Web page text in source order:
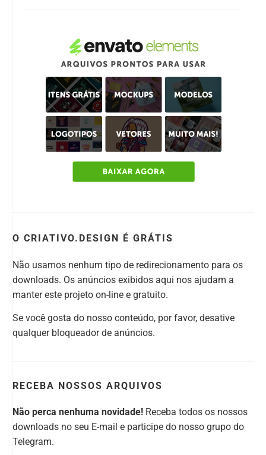
O CRIATIVO.DESIGN É GRÁTIS
Não usamos nenhum tipo de redirecionamento para os
downloads. Os anúncios exibidos aqui nos ajudam a
manter este projeto on-line e gratuito.
Se você gosta do nosso conteúdo, por favor, desative
qualquer bloqueador de anúncios.
RECEBA NOSSOS ARQUIVOS
Não perca nenhuma novidade! Receba todos os nossos
downloads no seu E-mail e participe do nosso grupo do
Telegram.